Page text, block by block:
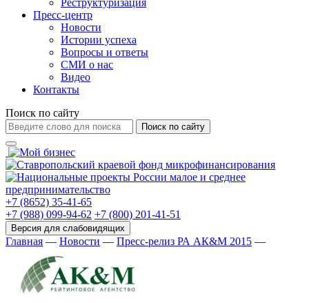
Реструктуризация
Пресс-центр
Новости
Истории успеха
Вопросы и ответы
СМИ о нас
Видео
Контакты
Поиск по сайту
Поиск по сайту
+7 (8652) 35-41-65
+7 (988) 099-94-62 +7 (800) 201-41-51
Главная — Новости — Пресс-релиз РА АК&M 2015 —